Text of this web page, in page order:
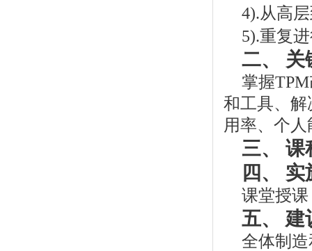
4).从高
5).重复
二、 关
掌握
和工具、解
用率、个
三、 课
四、
课堂授
五、 建
全体制